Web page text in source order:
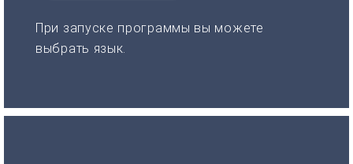
При запуске программы вы можете
выбрать язык.